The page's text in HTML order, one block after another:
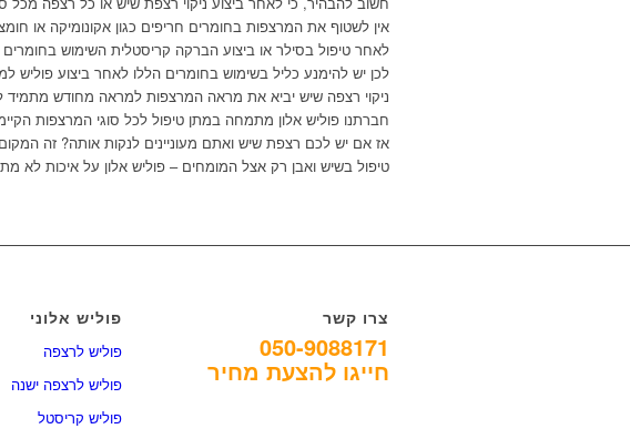
אין לשטוף את המרצפות בחומרים חריפים כגון אקונומיקה או
לאחר טיפול בסילר או ביצוע הברקה קריסטלית השימוש בחומרים
לכן יש להימנע כליל בשימוש בחומרים הללו לאחר ביצוע פוליש
ניקוי רצפה שיש יביא את מראה המרצפות למראה מחודש מתמיד
חברתנו פוליש אלון מתמחה במתן טיפול לכל סוגי המרצפות
אז אם יש לכם רצפת שיש ואתם מעוניינים לנקות אותה? זה המקום
טיפול בשיש ואבן רק אצל המומחים – פוליש אלון על איכות לא
פוליש אלוני
פוליש לרצפה
פוליש לרצפה ישנה
פוליש קריסטל
צרו קשר
050-9088171
חייגו להצעת מחיר